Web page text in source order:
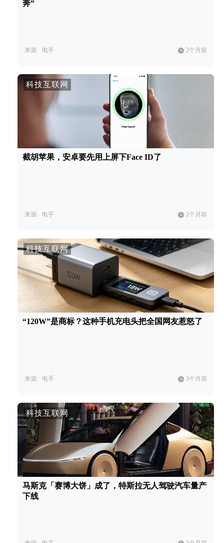
奔”
来源: 电手 2个月前
科技互联网
截胡苹果，安卓要先用上屏下Face ID了
来源: 电手 2个月前
科技互联网
“120W”是商标？这种手机充电头把全国网友惹怒了
来源: 电手 3个月前
科技互联网
马斯克「赛博大饼」成了，特斯拉无人驾驶汽车量产
下线